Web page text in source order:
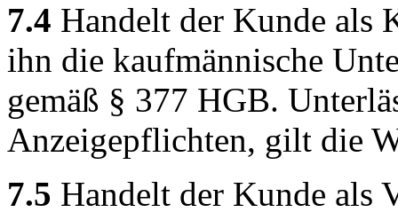
7.4 Handelt der Kunde als
ihn die kaufmännische
gemäß § 377 HGB.
Anzeigepflichten, gilt die
7.5 Handelt der Kunde als